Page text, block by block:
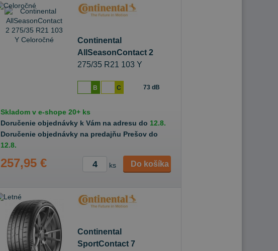
Continental
AllSeasonContact 2
275/35 R21 103 Y
B C 73 dB
Skladom v e-shope 20+ ks
Doručenie objednávky k Vám na adresu do 12.8.
Doručenie objednávky na predajňu Prešov do
12.8.
257,95 € ks Do košíka
Continental
SportContact 7